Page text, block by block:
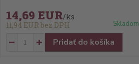
14,69 EUR/ks
11,94 EUR bez DPH Skladom
Pridať do košíka